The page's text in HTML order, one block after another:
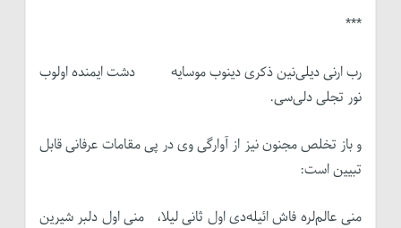
***
رب ارنی دیلی‌نین ذکری دینوب موسایه دشت ایمنده اولوب
نور تجلی دلی‌سی.
و باز تخلص مجنون نیز از آوارگی وی در پی مقامات عرفانی قابل
تبیین است:
منی عالم‌لره فاش ائیله‌دی اول ثانی لیلا، منی اول دلبر شیرین